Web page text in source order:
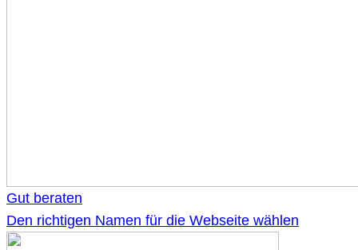
Gut beraten
Den richtigen Namen für die Webseite wählen